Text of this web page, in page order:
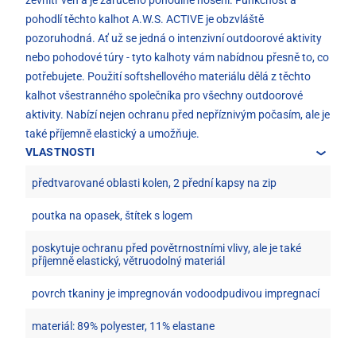
pohodlí těchto kalhot A.W.S. ACTIVE je obzvláště
pozoruhodná. Ať už se jedná o intenzivní outdoorové aktivity
nebo pohodové túry - tyto kalhoty vám nabídnou přesně to, co
potřebujete. Použití softshellového materiálu dělá z těchto
kalhot všestranného společníka pro všechny outdoorové
aktivity. Nabízí nejen ochranu před nepříznivým počasím, ale je
také příjemně elastický a umožňuje.
VLASTNOSTI
předtvarované oblasti kolen, 2 přední kapsy na zip
poutka na opasek, štítek s logem
poskytuje ochranu před povětrnostními vlivy, ale je také
příjemně elastický, větruodolný materiál
povrch tkaniny je impregnován vodoodpudivou impregnací
materiál: 89% polyester, 11% elastane